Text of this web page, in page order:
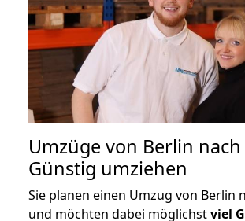
Umzüge von Berlin
Günstig umziehen
Sie planen einen Umzug von Berlin
und möchten dabei möglichstviel